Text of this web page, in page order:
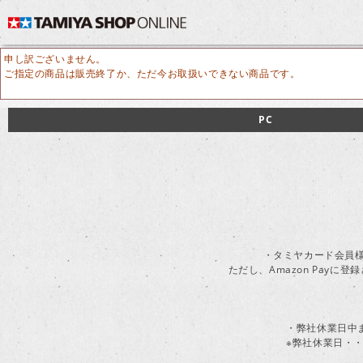
申し訳ございません。
ご指定の商品は販売終了か、ただ今お取扱いできない商品です。
PC
・タミヤカード会
ただし、Amazon Payに登
・弊社休業日
※弊社休業日・